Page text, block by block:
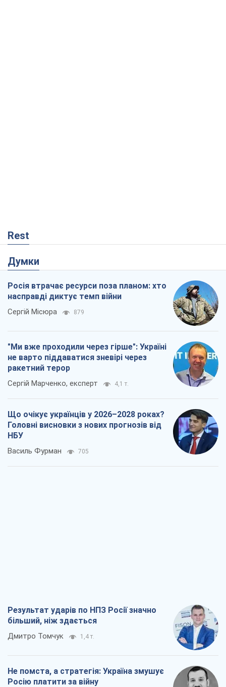
Rest
Думки
Росія втрачає ресурси поза планом: хто
насправді диктує темп війни
Сергій Місюра 879
"Ми вже проходили через гірше": Україні
не варто піддаватися зневірі через
ракетний терор
Сергій Марченко, експерт 4,1 т.
Що очікує українців у 2026–2028 роках?
Головні висновки з нових прогнозів від
НБУ
Василь Фурман 705
Результат ударів по НПЗ Росії значно
більший, ніж здається
Дмитро Томчук 1,4 т.
Не помста, а стратегія: Україна змушує
Росію платити за війну